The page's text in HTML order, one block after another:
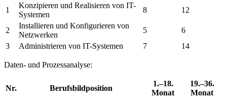
1
Konzipieren und Realisieren von IT-
Systemen
8 12
2
Installieren und Konfigurieren von
Netzwerken
5
6
3
Administrieren von IT-Systemen 7 14
Daten- und Prozessanalyse:
Nr. Berufsbildposition
1.–18.
Monat
19.–36.
Monat